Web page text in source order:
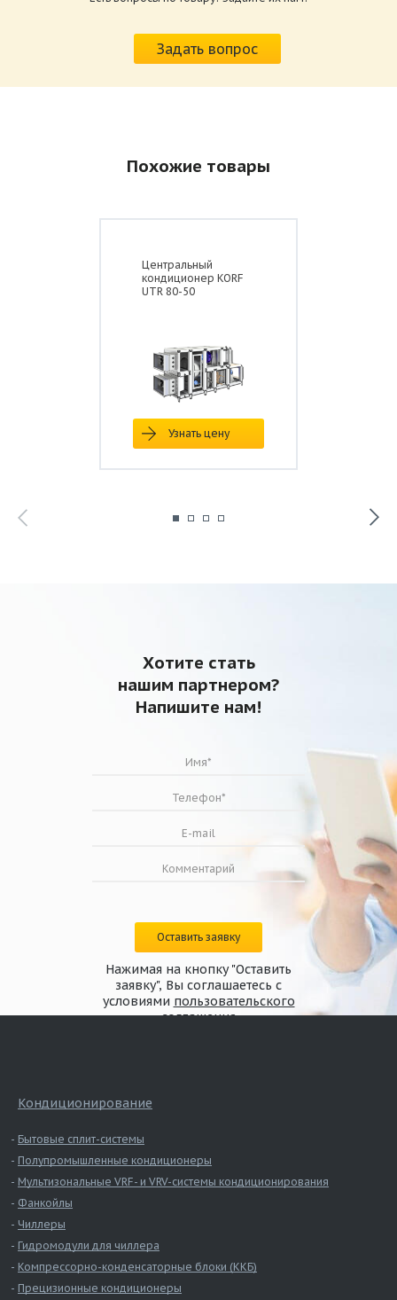
внутреннее (КЦКП),
наружное (КЦКП-Н),
гигиеническое (КЦКП-ГН),
Задать вопрос
Похожие товары
Центральный
кондиционер KORF
UTR 80-50
Узнать цену
Хотите стать
нашим партнером?
Напишите нам!
Оставить заявку
Нажимая на кнопку "Оставить
заявку", Вы соглашаетесь с
условиями пользовательского
соглашения
Кондиционирование
Бытовые сплит-системы
Полупромышленные кондиционеры
Мультизональные VRF- и VRV-системы кондиционирования
Фанкойлы
Чиллеры
Гидромодули для чиллера
Компрессорно-конденсаторные блоки (ККБ)
Прецизионные кондиционеры